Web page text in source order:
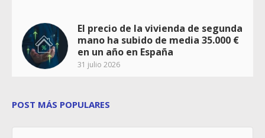
El precio de la vivienda de segunda
mano ha subido de media 35.000 €
en un año en España
31 julio 2026
POST MÁS POPULARES